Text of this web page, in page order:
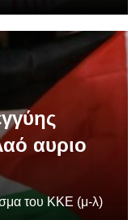
αυριο
του ΚΚΕ (μ-λ)